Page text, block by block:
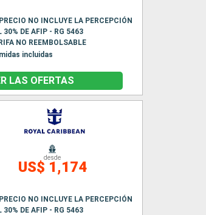
NO INCLUYE LA PERCEPCIÓN
30% DE AFIP - RG 5463
NO REEMBOLSABLE
incluidas
LAS OFERTAS
desde
US$ 1,174
NO INCLUYE LA PERCEPCIÓN
30% DE AFIP - RG 5463